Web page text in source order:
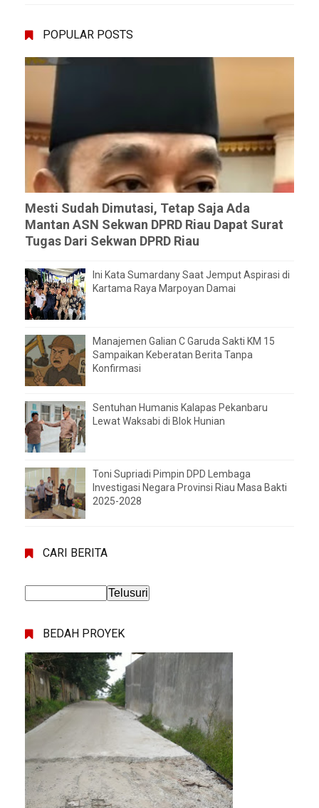
POPULAR POSTS
Mesti Sudah Dimutasi, Tetap Saja Ada
Mantan ASN Sekwan DPRD Riau Dapat Surat
Tugas Dari Sekwan DPRD Riau
Ini Kata Sumardany Saat Jemput Aspirasi di
Kartama Raya Marpoyan Damai
Manajemen Galian C Garuda Sakti KM 15
Sampaikan Keberatan Berita Tanpa
Konfirmasi
Sentuhan Humanis Kalapas Pekanbaru
Lewat Waksabi di Blok Hunian
Toni Supriadi Pimpin DPD Lembaga
Investigasi Negara Provinsi Riau Masa Bakti
2025-2028
CARI BERITA
BEDAH PROYEK